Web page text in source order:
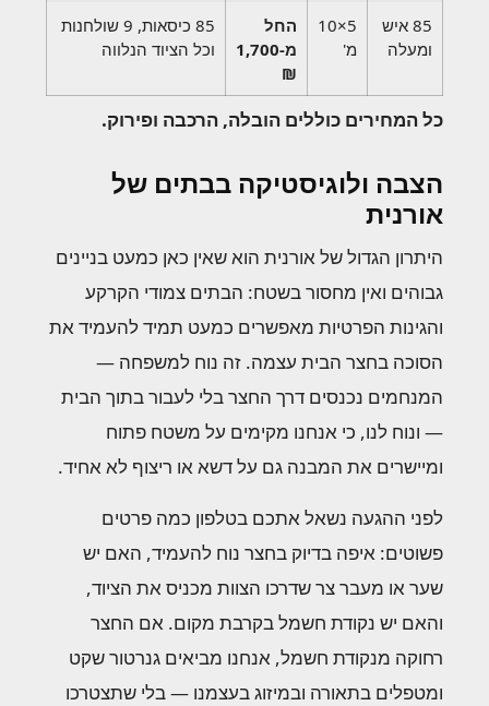
85 איש
ומעלה
5×10
מ'
החל
מ-1,700
₪
85 כיסאות, 9 שולחנות
וכל הציוד הנלווה
כל המחירים כוללים הובלה, הרכבה ופירוק.
הצבה ולוגיסטיקה בבתים של
אורנית
היתרון הגדול של אורנית הוא שאין כאן כמעט בניינים
גבוהים ואין מחסור בשטח: הבתים צמודי הקרקע
והגינות הפרטיות מאפשרים כמעט תמיד להעמיד את
הסוכה בחצר הבית עצמה. זה נוח למשפחה —
המנחמים נכנסים דרך החצר בלי לעבור בתוך הבית
— ונוח לנו, כי אנחנו מקימים על משטח פתוח
ומיישרים את המבנה גם על דשא או ריצוף לא אחיד.
לפני ההגעה נשאל אתכם בטלפון כמה פרטים
פשוטים: איפה בדיוק בחצר נוח להעמיד, האם יש
שער או מעבר צר שדרכו הצוות מכניס את הציוד,
והאם יש נקודת חשמל בקרבת מקום. אם החצר
רחוקה מנקודת חשמל, אנחנו מביאים גנרטור שקט
ומטפלים בתאורה ובמיזוג בעצמנו — בלי שתצטרכו